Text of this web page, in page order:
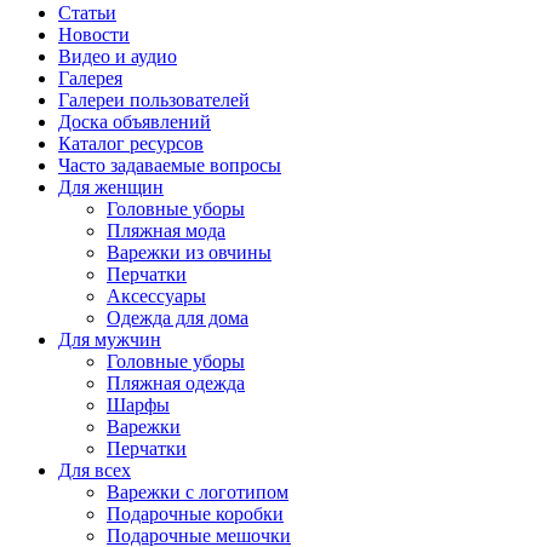
Статьи
Новости
Видео и аудио
Галерея
Галереи пользователей
Доска объявлений
Каталог ресурсов
Часто задаваемые вопросы
Для женщин
Головные уборы
Пляжная мода
Варежки из овчины
Перчатки
Аксессуары
Одежда для дома
Для мужчин
Головные уборы
Пляжная одежда
Шарфы
Варежки
Перчатки
Для всех
Варежки с логотипом
Подарочные коробки
Подарочные мешочки